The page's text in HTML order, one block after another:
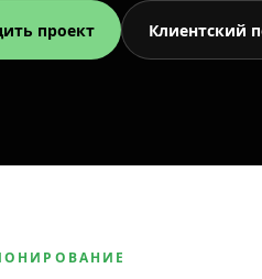
проект Клиентский